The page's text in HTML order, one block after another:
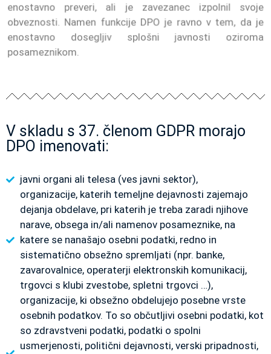
enostavno preveri, ali je zavezanec izpolnil svoje
obveznosti. Namen funkcije DPO je ravno v tem, da je
enostavno dosegljiv splošni javnosti oziroma
posameznikom.
V skladu s 37. členom GDPR morajo
DPO imenovati:
javni organi ali telesa (ves javni sektor),
organizacije, katerih temeljne dejavnosti zajemajo
dejanja obdelave, pri katerih je treba zaradi njihove
narave, obsega in/ali namenov posameznike, na
katere se nanašajo osebni podatki, redno in
sistematično obsežno spremljati (npr. banke,
zavarovalnice, operaterji elektronskih komunikacij,
trgovci s klubi zvestobe, spletni trgovci …),
organizacije, ki obsežno obdelujejo posebne vrste
osebnih podatkov. To so občutljivi osebni podatki, kot
so zdravstveni podatki, podatki o spolni
usmerjenosti, politični dejavnosti, verski pripadnosti,